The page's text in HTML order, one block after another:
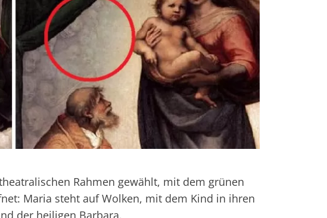
Rahmen gewählt, mit dem grünen
Maria steht auf Wolken, mit dem Kind in ihren
der heiligen Barbara.